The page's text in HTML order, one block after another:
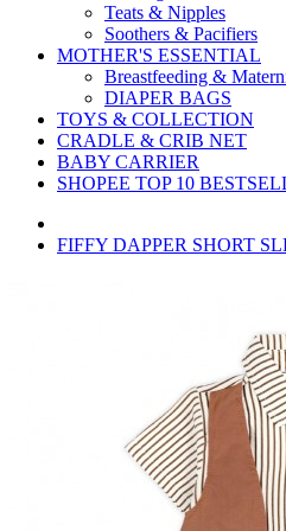
Teats & Nipples
Soothers & Pacifiers
MOTHER'S ESSENTIAL
Breastfeeding &
DIAPER BAGS
TOYS & COLLECTION
CRADLE & CRIB NET
BABY CARRIER
SHOPEE TOP 10
FIFFY DAPPER SHORT